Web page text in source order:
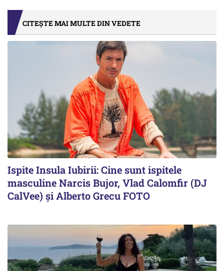
CITEȘTE MAI MULTE DIN VEDETE
Ispite Insula Iubirii: Cine sunt ispitele
masculine Narcis Bujor, Vlad Calomfir (DJ
CalVee) și Alberto Grecu FOTO